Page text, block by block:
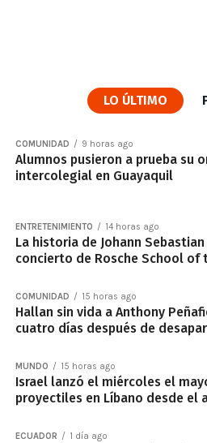
LO ÚLTIMO
COMUNIDAD 9 horas ago
Alumnos pusieron a prueba su
intercolegial en Guayaquil
ENTRETENIMIENTO 14 horas ago
La historia de Johann
concierto de Rosche School of
COMUNIDAD 15 horas ago
Hallan sin vida a Anthony
cuatro días después de
MUNDO 15 horas ago
Israel lanzó el miércoles el
proyectiles en Líbano desde el
ECUADOR 1 día ago